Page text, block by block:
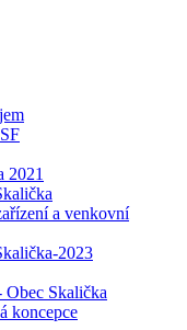
2021
a venkovní
2023
Obec Skalička
koncepce